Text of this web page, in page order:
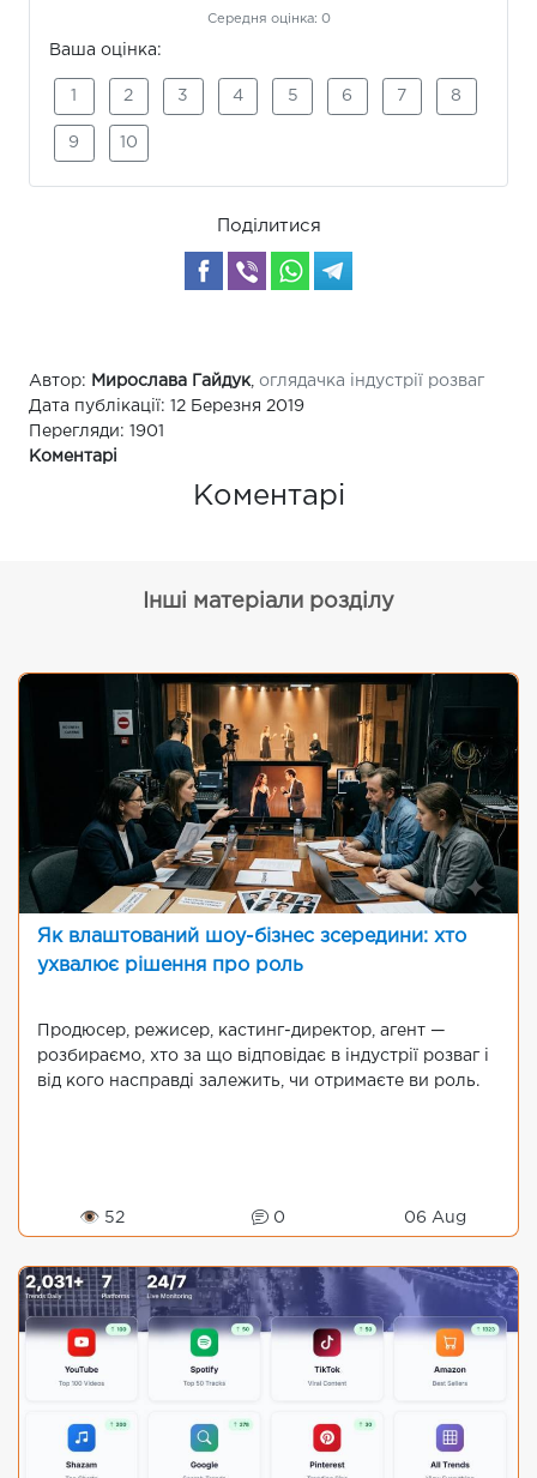
Середня оцінка: 0
Ваша оцінка:
1 2 3 4 5 6 7 8
9 10
Поділитися
Автор: Мирослава Гайдук, оглядачка індустрії розваг
Дата публікації: 12 Березня 2019
Перегляди: 1901
Коментарі
Коментарі
Інші матеріали розділу
Як влаштований шоу-бізнес зсередини: хто
ухвалює рішення про роль
Продюсер, режисер, кастинг-директор, агент —
розбираємо, хто за що відповідає в індустрії розваг і
від кого насправді залежить, чи отримаєте ви роль.
👁 52 0 06 Aug